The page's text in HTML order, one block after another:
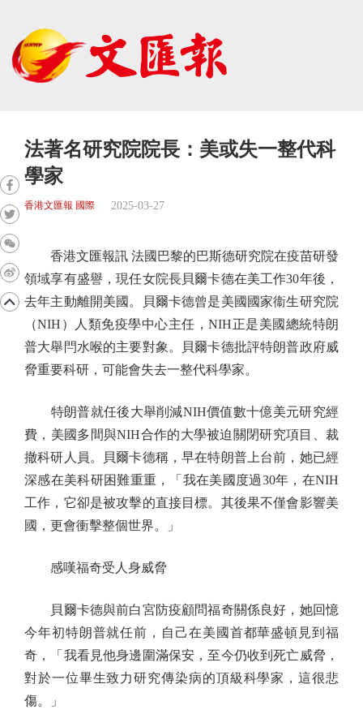
法著名研究院院長：美或失一整代科
學家
香港文匯報 國際 2025-03-27
香港文匯報訊 法國巴黎的巴斯德研究院在疫苗研發
領域享有盛譽，現任女院長貝爾卡德在美工作30年後，
去年主動離開美國。貝爾卡德曾是美國國家衞生研究院
（NIH）人類免疫學中心主任，NIH正是美國總統特朗
普大舉閂水喉的主要對象。貝爾卡德批評特朗普政府威
脅重要科研，可能會失去一整代科學家。
特朗普就任後大舉削減NIH價值數十億美元研究經
費，美國多間與NIH合作的大學被迫關閉研究項目、裁
撤科研人員。貝爾卡德稱，早在特朗普上台前，她已經
深感在美科研困難重重，「我在美國度過30年，在NIH
工作，它卻是被攻擊的直接目標。其後果不僅會影響美
國，更會衝擊整個世界。」
感嘆福奇受人身威脅
貝爾卡德與前白宮防疫顧問福奇關係良好，她回憶
今年初特朗普就任前，自己在美國首都華盛頓見到福
奇，「我看見他身邊圍滿保安，至今仍收到死亡威脅，
對於一位畢生致力研究傳染病的頂級科學家，這很悲
傷。」